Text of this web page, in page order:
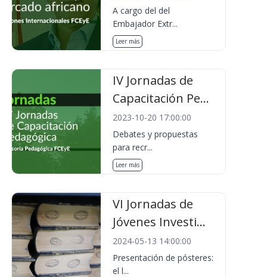
A cargo del del
Embajador Extr...
Leer más
IV Jornadas de
Capacitación Pe...
2023-10-20 17:00:00
Debates y propuestas
para recr...
Leer más
VI Jornadas de
Jóvenes Investi...
2024-05-13 14:00:00
Presentación de pósteres:
el l...